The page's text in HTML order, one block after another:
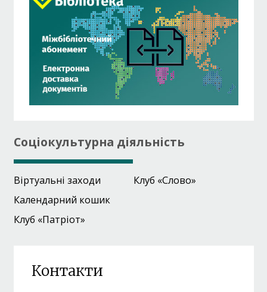
Соціокультурна діяльність
Віртуальні заходи
Календарний кошик
Клуб «Патріот»
Клуб «Слово»
Контакти